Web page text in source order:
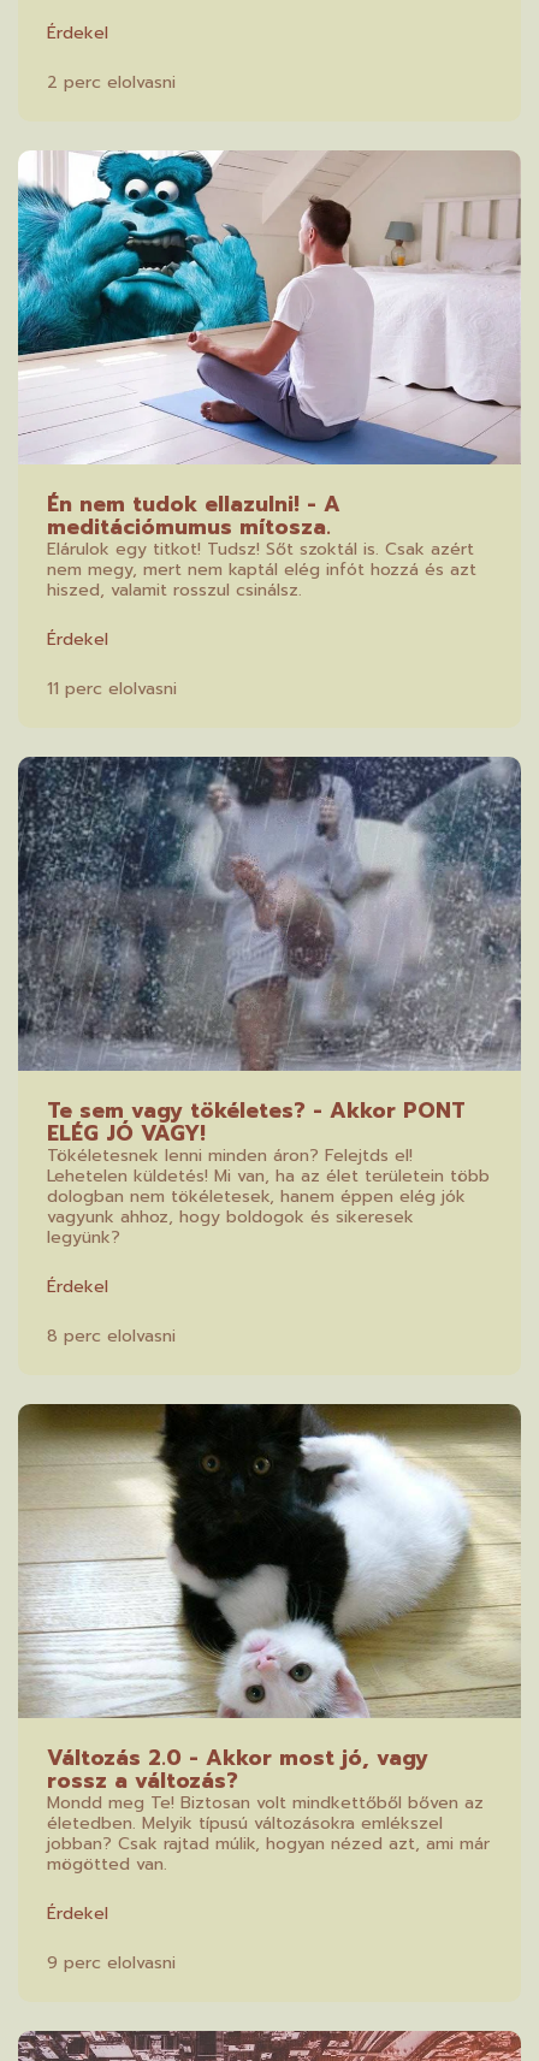
Érdekel
2 perc elolvasni
Én nem tudok ellazulni! - A
meditációmumus mítosza.
Elárulok egy titkot! Tudsz! Sőt szoktál is. Csak azért
nem megy, mert nem kaptál elég infót hozzá és azt
hiszed, valamit rosszul csinálsz.
Érdekel
11 perc elolvasni
Te sem vagy tökéletes? - Akkor PONT
ELÉG JÓ VAGY!
Tökéletesnek lenni minden áron? Felejtds el!
Lehetelen küldetés! Mi van, ha az élet területein több
dologban nem tökéletesek, hanem éppen elég jók
vagyunk ahhoz, hogy boldogok és sikeresek
legyünk?
Érdekel
8 perc elolvasni
Változás 2.0 - Akkor most jó, vagy
rossz a változás?
Mondd meg Te! Biztosan volt mindkettőből bőven az
életedben. Melyik típusú változásokra emlékszel
jobban? Csak rajtad múlik, hogyan nézed azt, ami már
mögötted van.
Érdekel
9 perc elolvasni